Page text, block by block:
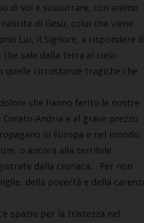
di voi e sussurrare, con animo
di Gesù, colui che viene
Lui, il Signore, a rispondere
che sale dalla terra al cielo
circostanze tragiche che
che hanno ferito le nostre
Andria e al grave prezzo
in Europa e nel mondo,
o ancora alla terribile
dalla cronaca… Per non
della povertà e della
spazio per la tristezza nel